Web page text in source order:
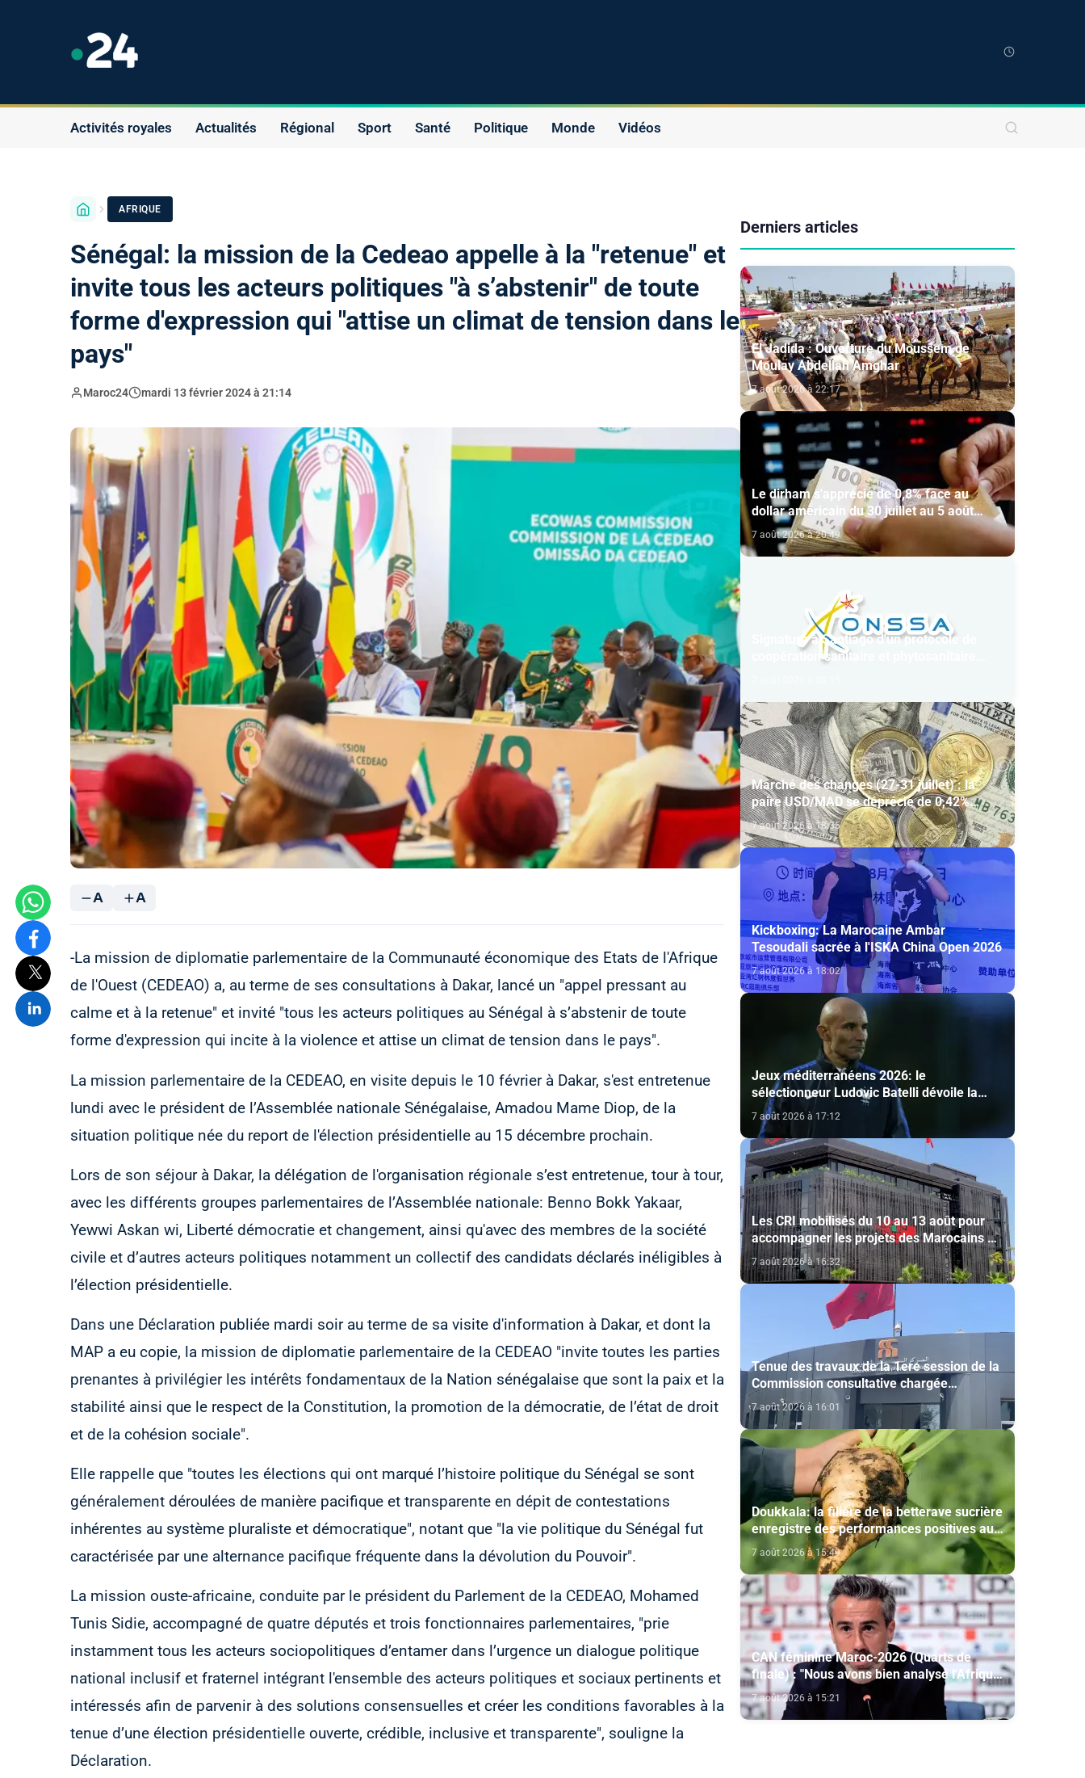
Activités royales Actualités Régional Sport Santé Politique Monde Vidéos
AFRIQUE
Sénégal: la mission de la Cedeao appelle à la "retenue" et
invite tous les acteurs politiques "à s’abstenir" de toute
forme d'expression qui "attise un climat de tension dans le
pays"
Maroc24 mardi 13 février 2024 à 21:14
A A
-La mission de diplomatie parlementaire de la Communauté économique des Etats de l'Afrique
de l'Ouest (CEDEAO) a, au terme de ses consultations à Dakar, lancé un "appel pressant au
calme et à la retenue" et invité "tous les acteurs politiques au Sénégal à s’abstenir de toute
forme d'expression qui incite à la violence et attise un climat de tension dans le pays".
La mission parlementaire de la CEDEAO, en visite depuis le 10 février à Dakar, s'est entretenue
lundi avec le président de l’Assemblée nationale Sénégalaise, Amadou Mame Diop, de la
situation politique née du report de l'élection présidentielle au 15 décembre prochain.
Lors de son séjour à Dakar, la délégation de l'organisation régionale s’est entretenue, tour à tour,
avec les différents groupes parlementaires de l’Assemblée nationale: Benno Bokk Yakaar,
Yewwi Askan wi, Liberté démocratie et changement, ainsi qu'avec des membres de la société
civile et d’autres acteurs politiques notamment un collectif des candidats déclarés inéligibles à
l’élection présidentielle.
Dans une Déclaration publiée mardi soir au terme de sa visite d'information à Dakar, et dont la
MAP a eu copie, la mission de diplomatie parlementaire de la CEDEAO "invite toutes les parties
prenantes à privilégier les intérêts fondamentaux de la Nation sénégalaise que sont la paix et la
stabilité ainsi que le respect de la Constitution, la promotion de la démocratie, de l’état de droit
et de la cohésion sociale".
Elle rappelle que "toutes les élections qui ont marqué l’histoire politique du Sénégal se sont
généralement déroulées de manière pacifique et transparente en dépit de contestations
inhérentes au système pluraliste et démocratique", notant que "la vie politique du Sénégal fut
caractérisée par une alternance pacifique fréquente dans la dévolution du Pouvoir".
La mission ouste-africaine, conduite par le président du Parlement de la CEDEAO, Mohamed
Tunis Sidie, accompagné de quatre députés et trois fonctionnaires parlementaires, "prie
instamment tous les acteurs sociopolitiques d’entamer dans l’urgence un dialogue politique
national inclusif et fraternel intégrant l'ensemble des acteurs politiques et sociaux pertinents et
intéressés afin de parvenir à des solutions consensuelles et créer les conditions favorables à la
tenue d’une élection présidentielle ouverte, crédible, inclusive et transparente", souligne la
Déclaration.
Derniers articles
El Jadida : Ouverture du Moussem de
Moulay Abdellah Amghar
7 août 2026 à 22:17
Le dirham s'apprécie de 0,8% face au
dollar américain du 30 juillet au 5 août
(BAM)
7 août 2026 à 20:49
Signature à Santiago d'un protocole de
coopération sanitaire et phytosanitaire
Marché des changes (27-31 juillet) : la
paire USD/MAD se déprécie de 0,42%
(AGR)
7 août 2026 à 18:35
Kickboxing: La Marocaine Ambar
Tesoudali sacrée à l'ISKA China Open 2026
7 août 2026 à 18:02
Jeux méditerranéens 2026: le
sélectionneur Ludovic Batelli dévoile la
liste finale de l'équipe nationale U20
7 août 2026 à 17:12
Les CRI mobilisés du 10 au 13 août pour
accompagner les projets des Marocains du
Monde
7 août 2026 à 16:32
Tenue des travaux de la 1ere session de la
Commission consultative chargée
d’émettre un avis sur la délivrance de la
carte du professionnel du cinéma (CCM)
7 août 2026 à 16:01
Doukkala: la filière de la betterave sucrière
enregistre des performances positives au
titre de la campagne agricole 2025-2026
7 août 2026 à 15:49
CAN féminine Maroc-2026 (Quarts de
finale) : "Nous avons bien analysé l'Afrique
du Sud pour aller chercher la victoire"
(Jorge Vilda)
7 août 2026 à 15:21